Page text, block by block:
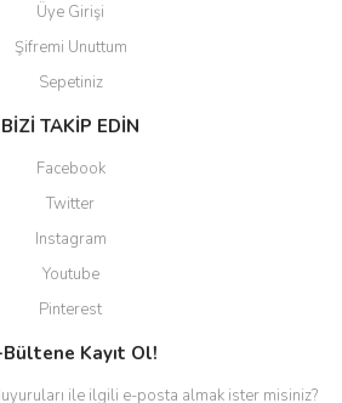
Üye Girişi
Şifremi Unuttum
Sepetiniz
BİZİ TAKİP EDİN
Facebook
Twitter
Instagram
Youtube
Pinterest
Bültene Kayıt Ol!
ile ilgili e-posta almak ister misiniz?